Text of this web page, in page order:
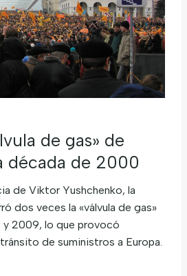
de gas» de
década de 2000
de Viktor Yushchenko, la
dos veces la «válvula de gas»
y 2009, lo que provocó
de suministros a Europa.